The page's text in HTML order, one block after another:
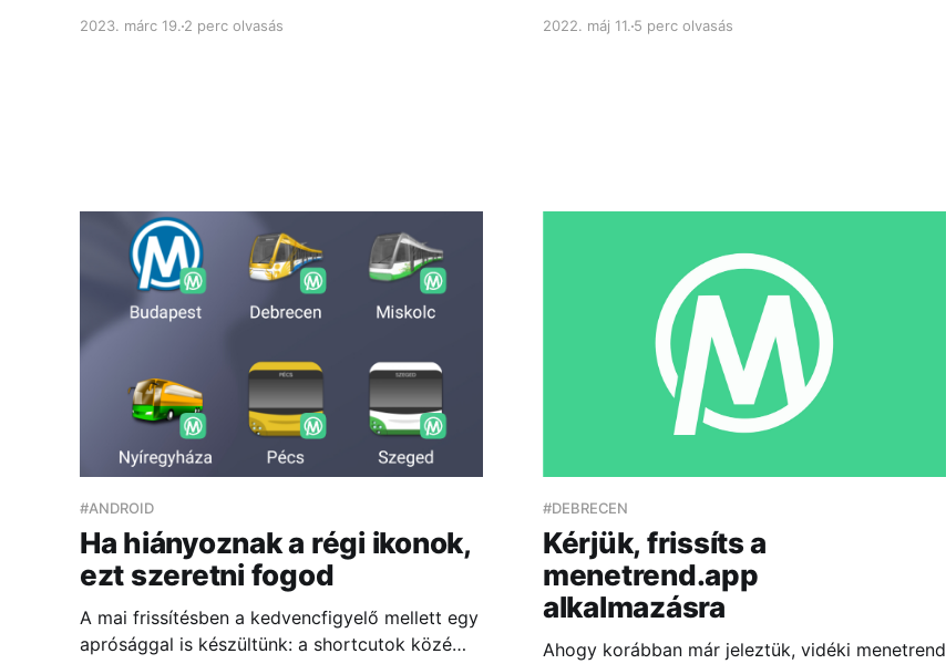
2023. márc 19. 2 perc olvasás
“B”-be anélkül, hogy hosszú percekig kelljen
2022. máj 11.5 perc olvasás
#ANDROID
Ha hiányoznak a régi ikonok,
ezt szeretni fogod
A mai frissítésben a kedvencfigyelő mellett egy
aprósággal is készültünk: a shortcutok közé
#DEBRECEN
Kérjük, frissíts a
menetrend.app
alkalmazásra
Ahogy korábban már jeleztük, vidéki menetrend